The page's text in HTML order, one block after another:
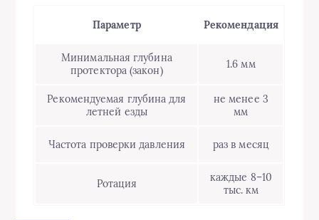
Параметр Рекомендация
Минимальная глубина
протектора (закон)
1.6 мм
Рекомендуемая глубина для
летней езды
не менее 3
мм
Частота проверки давления раз в месяц
Ротация
каждые 8–10
тыс. км